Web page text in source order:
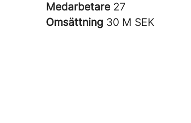
Medarbetare 27
Omsättning 30 M SEK